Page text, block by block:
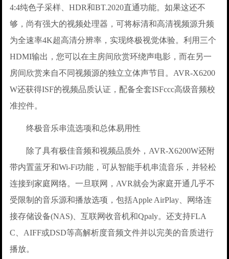
4:4纯色子采样、HDR和BT.2020直通功能。如果这还不
够，尚有强大的视频处理器，可将标清和高清视频源升频
为全速率4K超高清分辨率，实现终极视觉体验。利用三个
HDMI输出，您可以在主房间欣赏环绕声电影，而在另一
房间欣赏来自不同视频源的独立立体声节目。AVR-X6200
W还获得ISF的视频品质认证，配备全套ISFccc高级音频校
准控件。
终极音乐串流选项和总体易用性
除了具有极佳音频和视频品质外，AVR-X6200W还附
带内置蓝牙和Wi-Fi功能，可从智能手机串流音乐，并轻松
连接到家庭网络。一旦联网，AVR就会为家庭开通几乎不
受限制的音乐源和播放选项，包括Apple AirPlay、网络连
接存储设备(NAS)、互联网收音机和Qpaly。还支持FLA
C、AIFF或DSD等高解析度音频文件并以完美的音质进行
播放。